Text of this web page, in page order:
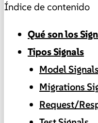
Índice de contenido
Qué son los
Tipos Signals
Model
Migrations
Request/